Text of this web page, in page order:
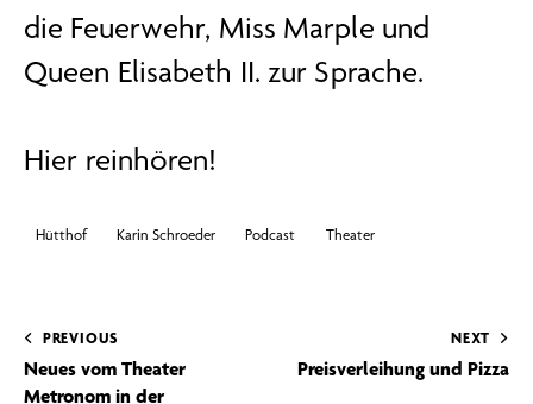
die Feuerwehr, Miss Marple und
Queen Elisabeth II. zur Sprache.
Hier reinhören!
Hütthof Karin Schroeder Podcast Theater
PREVIOUS
Neues vom Theater
Metronom in der
NEXT
Preisverleihung und Pizza